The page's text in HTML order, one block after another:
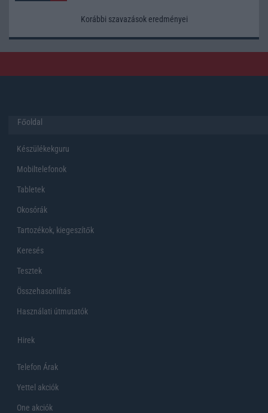
Korábbi szavazások eredményei
Főoldal
Készülékekguru
Mobiltelefonok
Tabletek
Okosórák
Tartozékok, kiegeszítők
Keresés
Tesztek
Összehasonlítás
Használati útmutatók
Hirek
Telefon Árak
Yettel akciók
One akciók